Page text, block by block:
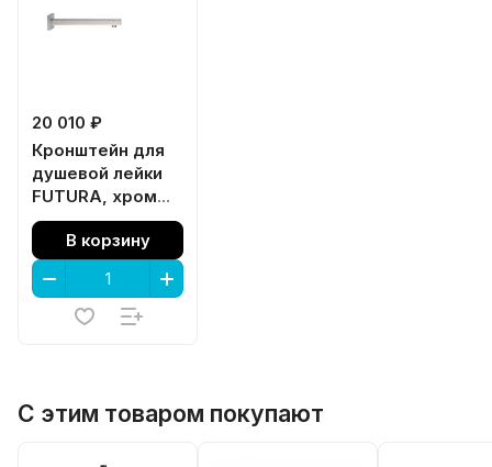
20 010 ₽
Кронштейн для
душевой лейки
FUTURA, хром
глянец
В корзину
С этим товаром покупают